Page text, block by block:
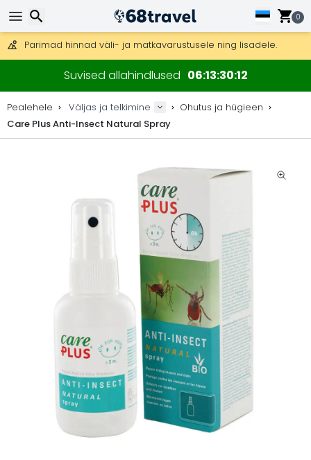
0
Saab saata ka DHL Expressi kaudu (kohaletoimetamine 24 tunni
30 päeva tagastamiseks, 90 päeva puidust kaartide ja
Parimad hinnad väli- ja matkavarustusele ning lisadele.
Suvised allahindlused 06133012
Pealehele Väljas ja telkimine
Ohutus ja hügieen
Care Plus Anti-Insect Natural Spray